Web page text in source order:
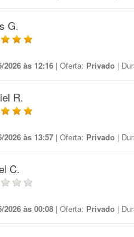
G.
2026 às 12:16 | Oferta: Privado |
R.
2026 às 13:57 | Oferta: Privado |
C.
2026 às 00:08 | Oferta: Privado |